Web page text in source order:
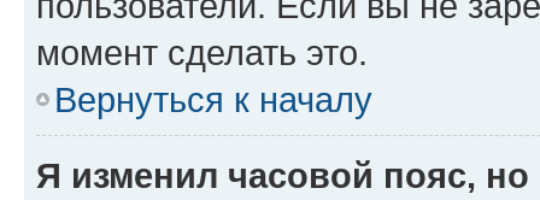
момент сделать это.
Вернуться к началу
Я изменил часовой пояс,